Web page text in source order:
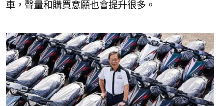
車，聲量和購買意願也會提升很多。